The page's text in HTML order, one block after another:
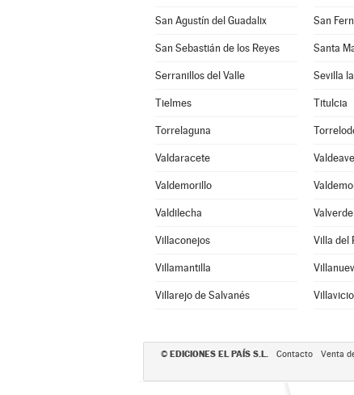
San Agustín del Guadalix San
San Sebastián de los Reyes Santa
Serranillos del Valle Sevilla
Tielmes Titulcia
Torrelaguna
Valdaracete
Valdemorillo
Valdilecha
Villaconejos Villa del
Villamantilla
Villarejo de Salvanés
© EDICIONES EL PAÍS S.L. Contacto Venta